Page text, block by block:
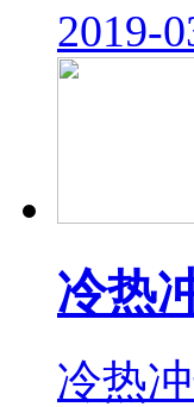
2019-
冷热
冷热